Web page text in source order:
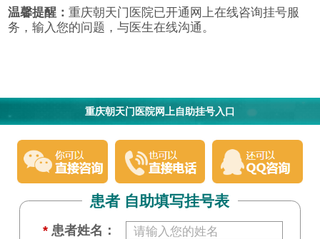
温馨提醒：重庆朝天门医院已开通网上在线咨询挂号服
务，输入您的问题，与医生在线沟通。
重庆朝天门医院网上自助挂号入口
患者 自助填写挂号表
* 患者姓名：